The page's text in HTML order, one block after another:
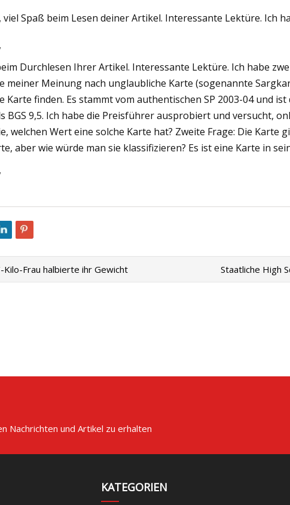
Mar 06, 2023
viel Spaß beim Lesen deiner Artikel. Interessante Lektüre. Ich
Durchlesen Ihrer Artikel. Interessante Lektüre. Ich habe
meiner Meinung nach unglaubliche Karte (sogenannte
Karte finden. Es stammt vom authentischen SP 2003-04 und
BGS 9,5. Ich habe die Preisführer ausprobiert und versucht,
welchen Wert eine solche Karte hat? Zweite Frage: Die Karte
aber wie würde man sie klassifizieren? Es ist eine Karte in
Kilo-Frau halbierte ihr Gewicht Staatliche High
Nachrichten und Artikel zu erhalten
KATEGORIEN